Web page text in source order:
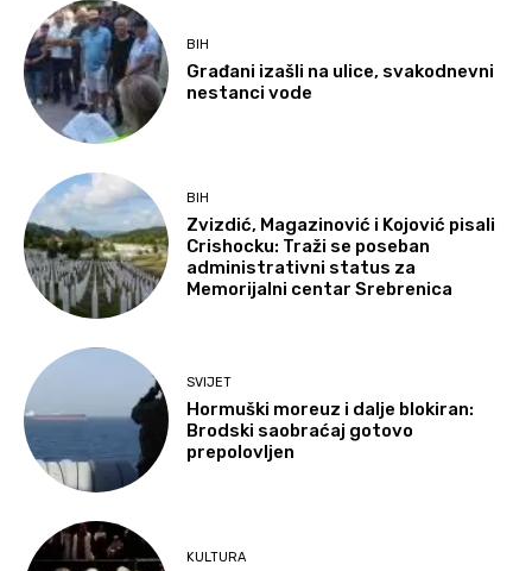
BIH
Građani izašli na ulice, svakodnevni
nestanci vode
BIH
Zvizdić, Magazinović i Kojović pisali
Crishocku: Traži se poseban
administrativni status za
Memorijalni centar Srebrenica
SVIJET
Hormuški moreuz i dalje blokiran:
Brodski saobraćaj gotovo
prepolovljen
KULTURA